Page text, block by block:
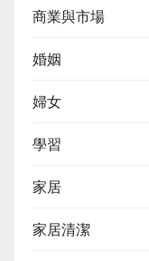
商業與市場
婚姻
婦女
學習
家居
家居清潔